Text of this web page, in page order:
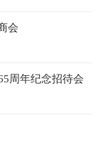
会
周年纪念招待会